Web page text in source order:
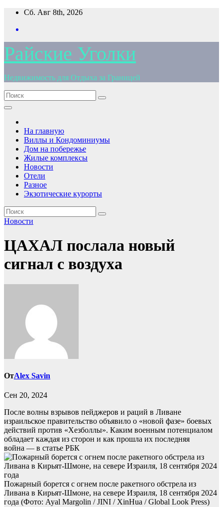
Перейти
содержимому
Сб. Авг 8th, 2026
Райские Уголки
Недвижимость для Отдыха за Границей
На главную
Виллы и Кондоминиумы
Дом на побережье
Жилые комплексы
Новости
Отели
Разное
Экзотические курорты
Новости
ЦАХАЛ послала новый
сигнал с воздуха
ОтAlex Savin
Сен 20, 2024
После волны взрывов пейджеров и раций в Ливане
израильское правительство объявило о «новой фазе» боевых
действий против «Хезболлы». Каким военным потенциалом
обладает каждая из сторон и как прошла их последняя
война — в статье РБК
Пожарный борется с огнем после ракетного обстрела из
Ливана в Кирьят-Шмоне, на севере Израиля, 18 сентября 2024
года (Фото: Ayal Margolin / JINI / XinHua / Global Look Press)